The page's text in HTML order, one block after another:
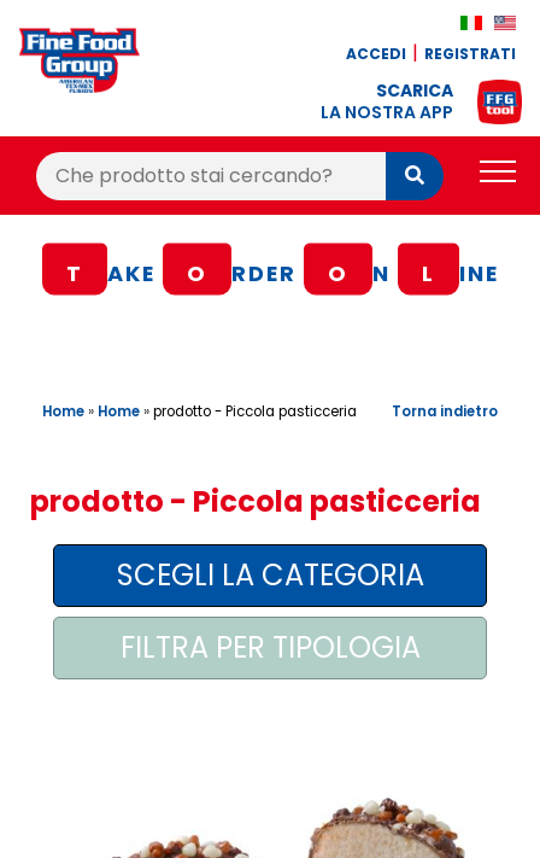
ACCEDI REGISTRATI
SCARICA
LA NOSTRA APP
Cerca:
Cerca
BLOG
CONTATTI
AREA AGENTI
T AKE O RDER O N L INE
Home» Home»prodotto - Piccola pasticceria Torna indietro
prodotto - Piccola pasticceria